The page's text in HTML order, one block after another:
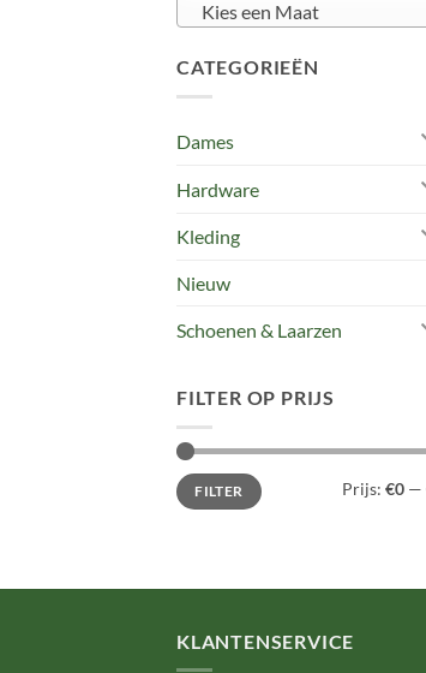
Kies een Maat
CATEGORIEËN
Dames
Hardware
Kleding
Nieuw
Schoenen & Laarzen
FILTER OP PRIJS
Min.
prijs
Max.
prijsFILTER Prijs: €0 —
KLANTENSERVICE